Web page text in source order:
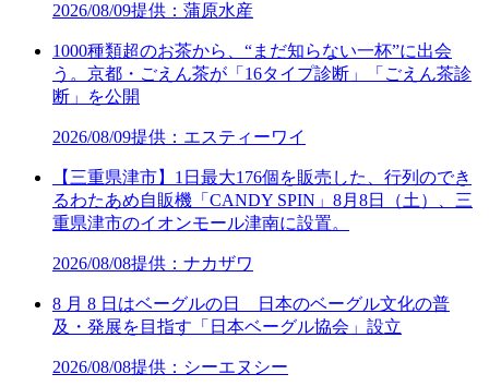
2026/08/09提供：蒲原水産
1000種類超のお茶から、“まだ知らない一杯”に出会
う。京都・ごえん茶が「16タイプ診断」「ごえん茶診
断」を公開
2026/08/09提供：エスティーワイ
【三重県津市】1日最大176個を販売した、行列のでき
るわたあめ自販機「CANDY SPIN」8月8日（土）、三
重県津市のイオンモール津南に設置。
2026/08/08提供：ナカザワ
8 月 8 日はベーグルの日 日本のベーグル文化の普
及・発展を目指す「日本ベーグル協会」設立
2026/08/08提供：シーエヌシー